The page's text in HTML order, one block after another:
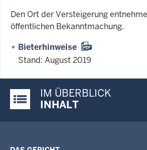
Den Ort der Versteigerung
öffentlichen Bekanntmachung.
Bieterhinweise
Stand: August 2019
Justiz-Portal im Überblick:
IM ÜBERBLICK
INHALT